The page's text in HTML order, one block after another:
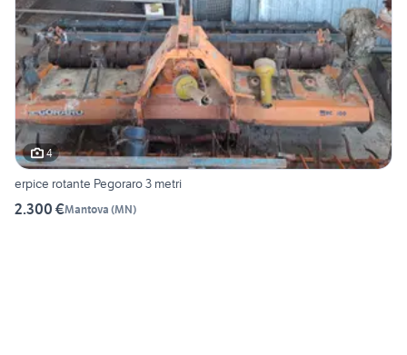
4
erpice rotante Pegoraro 3 metri
2.300 €Mantova (MN)